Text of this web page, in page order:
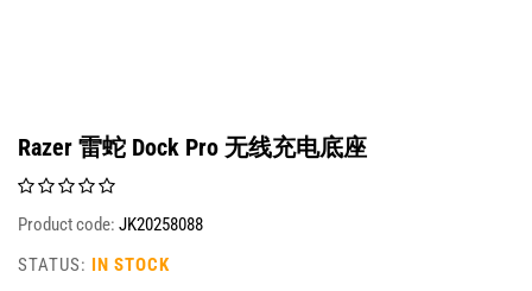
Razer 雷蛇 Dock Pro 无线充电底座
Product code: JK20258088
STATUS: IN STOCK